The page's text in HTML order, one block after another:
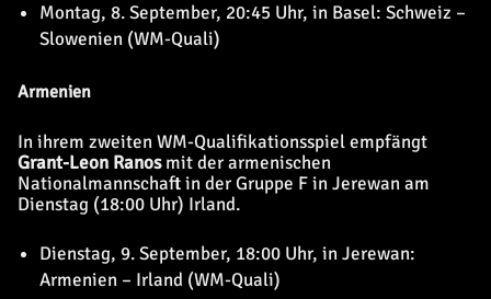
Montag, 8. September, 20:45 Uhr, in Basel: Schweiz –
Slowenien (WM-Quali)
Armenien
In ihrem zweiten WM-Qualifikationsspiel empfängt
Grant-Leon Ranosmit der armenischen
Nationalmannschaft in der Gruppe F in Jerewan am
Dienstag (18:00 Uhr) Irland.
Dienstag, 9. September, 18:00 Uhr, in Jerewan:
Armenien – Irland (WM-Quali)